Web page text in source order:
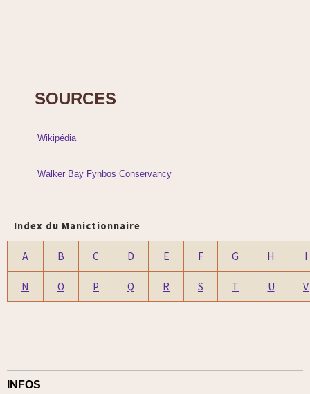
SOURCES
Wikipédia
Walker Bay Fynbos Conservancy
Index du Manictionnaire
A B C D E F G H I
N O P Q R S T U V
INFOS